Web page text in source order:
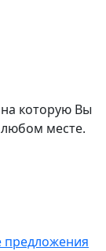
которую Вы
месте.
предложения